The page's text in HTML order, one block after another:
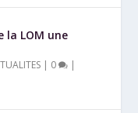
la LOM une
| 0 |